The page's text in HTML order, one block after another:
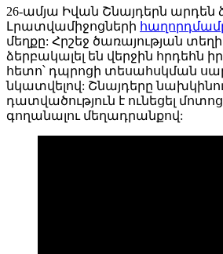
26-ամյա Իվան Շնայդերն արդեն
Լրատվամիջոցների
մեղքը: Հրշեջ ծառայության
ձերբակալել են վերջին հրդեհն
հետո՝ դպրոցի տեսահսկման
նկատվելով: Շնայդերը
դատվածություն է ունեցել
գողանալու մեղադրանքով: